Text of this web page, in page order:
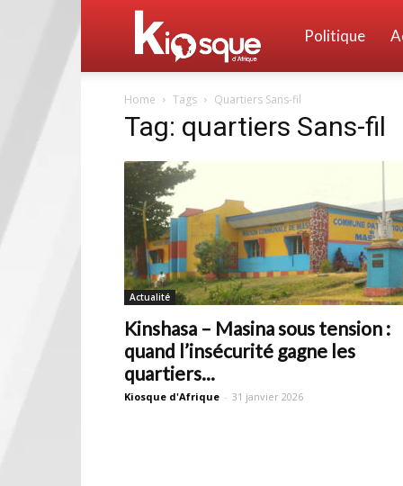
Kiosque
d'Afrique
Politique
Home Tags Quartiers Sans-fil
Tag: quartiers Sans-fil
Actualité
Kinshasa – Masina sous tension :
quand l’insécurité gagne les
quartiers...
Kiosque d'Afrique - 31 janvier 2026